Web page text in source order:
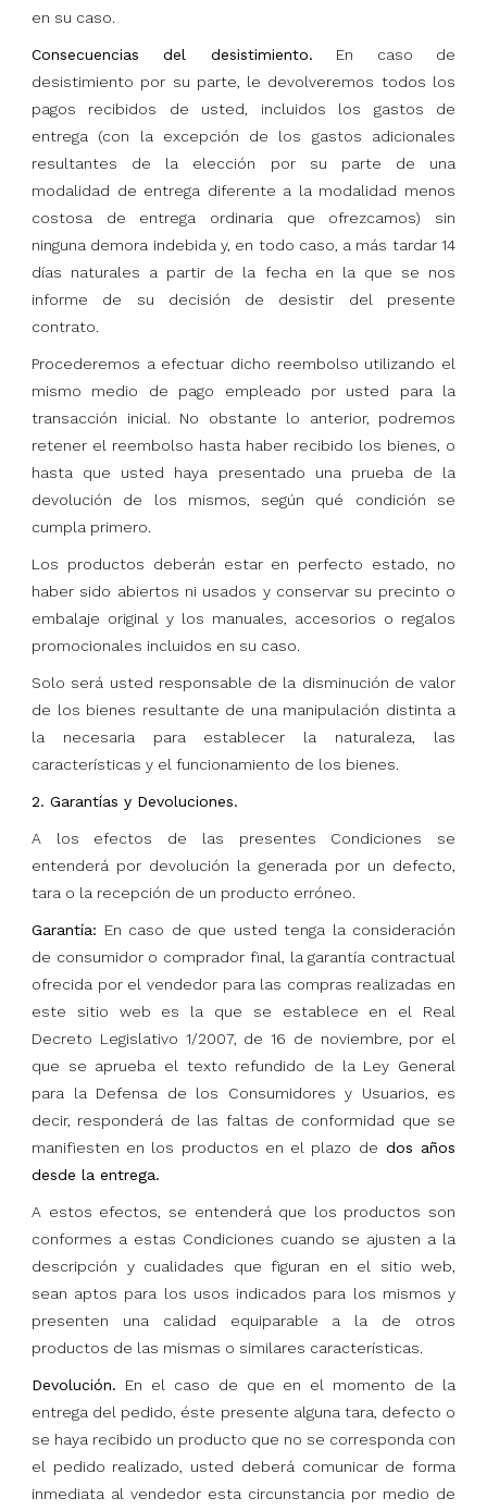
en su caso.
Consecuencias del desistimiento. En caso de
desistimiento por su parte, le devolveremos todos los
pagos recibidos de usted, incluidos los gastos de
entrega (con la excepción de los gastos adicionales
resultantes de la elección por su parte de una
modalidad de entrega diferente a la modalidad menos
costosa de entrega ordinaria que ofrezcamos) sin
ninguna demora indebida y, en todo caso, a más tardar 14
días naturales a partir de la fecha en la que se nos
informe de su decisión de desistir del presente
contrato.
Procederemos a efectuar dicho reembolso utilizando el
mismo medio de pago empleado por usted para la
transacción inicial. No obstante lo anterior, podremos
retener el reembolso hasta haber recibido los bienes, o
hasta que usted haya presentado una prueba de la
devolución de los mismos, según qué condición se
cumpla primero.
Los productos deberán estar en perfecto estado, no
haber sido abiertos ni usados y conservar su precinto o
embalaje original y los manuales, accesorios o regalos
promocionales incluidos en su caso.
Solo será usted responsable de la disminución de valor
de los bienes resultante de una manipulación distinta a
la necesaria para establecer la naturaleza, las
características y el funcionamiento de los bienes.
2. Garantías y Devoluciones.
A los efectos de las presentes Condiciones se
entenderá por devolución la generada por un defecto,
tara o la recepción de un producto erróneo.
Garantía: En caso de que usted tenga la consideración
de consumidor o comprador final, la garantía contractual
ofrecida por el vendedor para las compras realizadas en
este sitio web es la que se establece en el Real
Decreto Legislativo 1/2007, de 16 de noviembre, por el
que se aprueba el texto refundido de la Ley General
para la Defensa de los Consumidores y Usuarios, es
decir, responderá de las faltas de conformidad que se
manifiesten en los productos en el plazo de dos años
desde la entrega.
A estos efectos, se entenderá que los productos son
conformes a estas Condiciones cuando se ajusten a la
descripción y cualidades que figuran en el sitio web,
sean aptos para los usos indicados para los mismos y
presenten una calidad equiparable a la de otros
productos de las mismas o similares características.
Devolución. En el caso de que en el momento de la
entrega del pedido, éste presente alguna tara, defecto o
se haya recibido un producto que no se corresponda con
el pedido realizado, usted deberá comunicar de forma
inmediata al vendedor esta circunstancia por medio de